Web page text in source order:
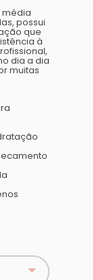
média
possui
que
à
dia a dia
muitas